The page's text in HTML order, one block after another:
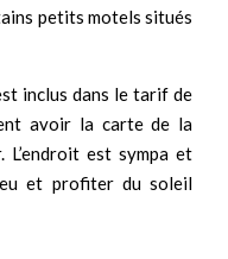
petits motels situés
inclus dans le tarif de
avoir la carte de la
L’endroit est sympa et
et profiter du soleil